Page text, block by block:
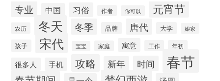
专业 中国 习俗 作者 你可以 元宵节
农历 冬天 冬季 品牌 唐代 大学 娘家
孩子 宋代 宝宝 家庭 寓意 工作 年初
很多人 手机 攻略 新年 时间 春节